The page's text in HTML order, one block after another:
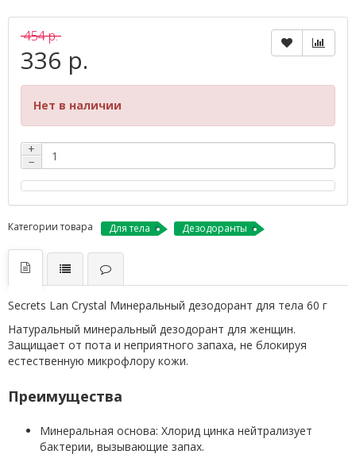
454 р.
336 р.
Нет в наличии
+
−
Категории товара Для тела Дезодоранты
Secrets Lan Crystal Минеральный дезодорант для тела 60 г
Натуральный минеральный дезодорант для женщин.
Защищает от пота и неприятного запаха, не блокируя
естественную микрофлору кожи.
Преимущества
Минеральная основа: Хлорид цинка нейтрализует
бактерии, вызывающие запах.